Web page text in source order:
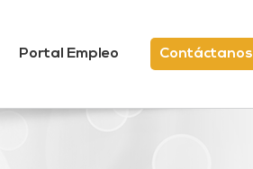
Portal Empleo Contáctanos